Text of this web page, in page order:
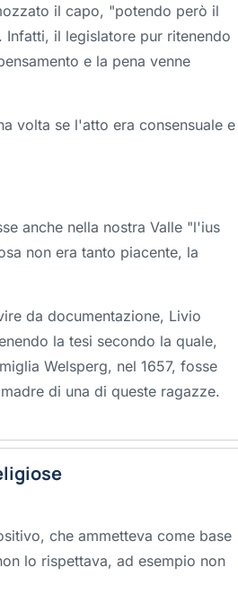
il capo, "potendo però il
Infatti, il legislatore pur ritenendo
e la pena venne
volta se l'atto era consensuale e
anche nella nostra Valle "l'ius
non era tanto piacente, la
da documentazione, Livio
la tesi secondo la quale,
Welsperg, nel 1657, fosse
di una di queste ragazze.
che ammetteva come base
lo rispettava, ad esempio non